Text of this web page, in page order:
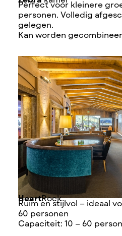
Perfect voor kleinere
personen. Volledig
gelegen.
Kan worden
HeartRock
Ruim en stijlvol – ideaal
60 personen
Capaciteit: 10 – 60